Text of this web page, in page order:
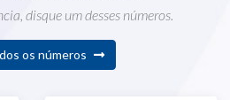
disque um desses números.
os números